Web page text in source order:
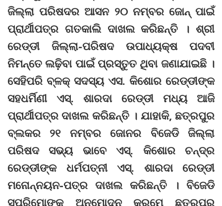
ଜିଲ୍ଲା ପରିଷଦର ଆସନ ୨୦ ନମ୍ବର ଜୋନ୍ ପାଇଁ
ପ୍ରାର୍ଥୀପତ୍ର ଗତକାଲି ଦାଖଲ କରିଛନ୍ତି । ଶ୍ରୀ
ରେଡ୍ଡୀ ଜିଲ୍ଲା-ପରିଷଦ ଉପାଧ୍ୟକ୍ଷ ପଦବୀ
ନିମନ୍ତେ ଲଢ଼ିବା ପାଇଁ ପ୍ରସ୍ତୁତ ଥିବା ଜଣାଯାଇଛି ।
ସେହିପରି ବ୍ଳକ୍ ସଦସ୍ୟ ଏସ. କିଶୋର ରେଡ୍ଡୀଙ୍କ
ସହଧର୍ମିଣୀ ଏସ୍. ଶାରଦା ରେଡ୍ଡୀ ମଧ୍ୟ ଆଜି
ପ୍ରାର୍ଥୀପତ୍ର ଦାଖଲ କରିଛନ୍ତି । ଯାହାକି, ଛତ୍ରପୁର
ବ୍ଲକର ୨୧ ନମ୍ବର ଜୋନର ବିଜେଡି ଜିଲ୍ଲା
ପରିଷଦ ସଭ୍ୟ ଭାବେ ଏସ୍. କିଶୋର ଚନ୍ଦ୍ର
ରେଡ୍ଡୀଙ୍କ ଧର୍ମପତ୍ନୀ ଏସ୍. ଶାରଦା ରେଡ୍ଡୀ
ମନୋନ୍ନୟନ-ପତ୍ର ଦାଖଲ କରିଛନ୍ତି । ବିଜେଡି
ସୁପ୍ରିମୋଙ୍କ ଅନୁମୋଦନ କ୍ରମେ ଛତ୍ରପୁର